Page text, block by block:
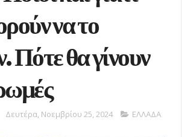
να το
Πότε θα γίνουν
Δευτέρα, Νοεμβρίου 25, 2024 ΕΛΛΑΔΑ